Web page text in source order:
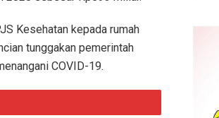
Kesehatan kepada rumah
tunggakan pemerintah
COVID-19.